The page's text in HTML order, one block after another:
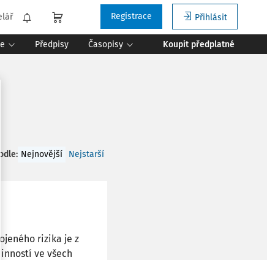
Přihlásit
Registrace
Předpisy Časopisy Koupit předplatné
: Nejnovější Nejstarší
rizika je z
ve všech